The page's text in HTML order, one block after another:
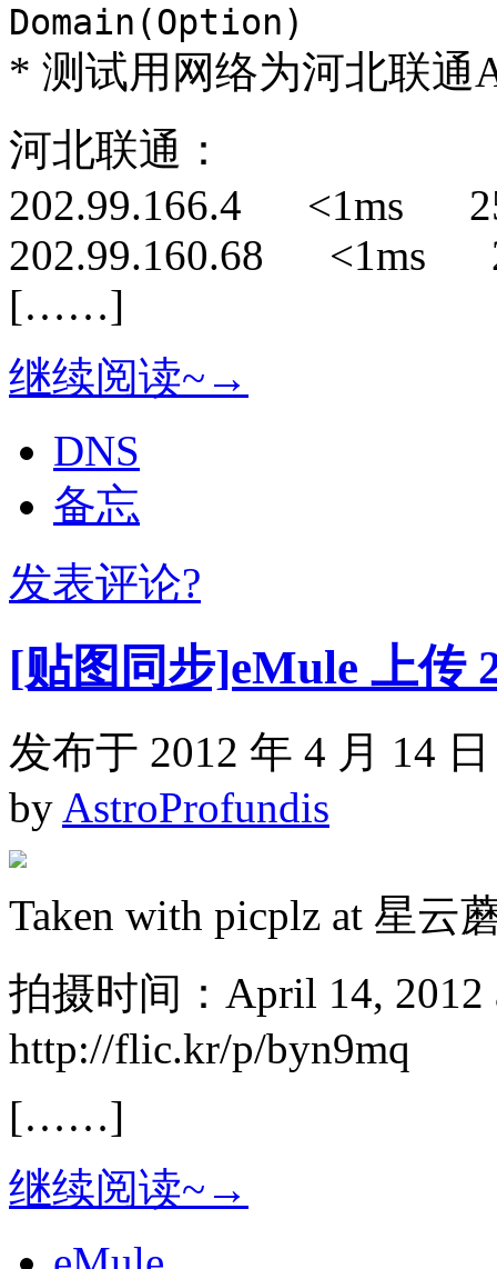
Domain(Option)
* 测试用网络为河北联通
河北联通：
202.99.166.4 <1ms
202.99.160.68 <1ms
[……]
继续阅读~→
DNS
备忘
发表评论?
[贴图同步]eMule 上
发布于 2012 年 4 月 14 日
by AstroProfundis
Taken with picplz at 星云
拍摄时间：April 14,
http://flic.kr/p/byn9mq
[……]
继续阅读~→